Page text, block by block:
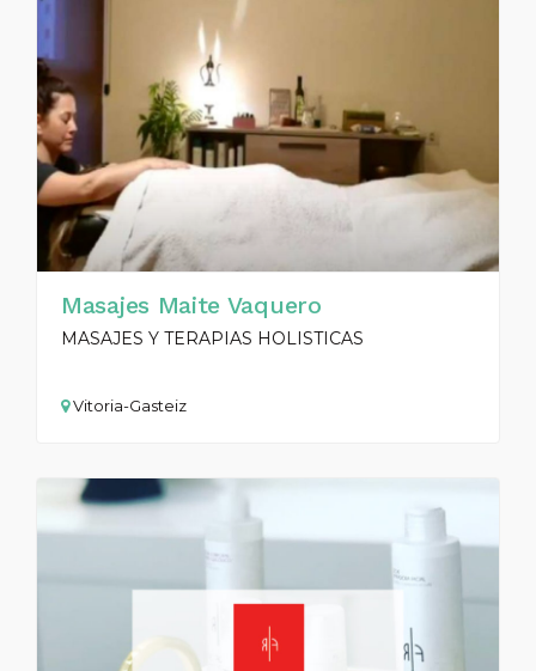
Masajes Maite Vaquero
MASAJES Y TERAPIAS HOLISTICAS
Vitoria-Gasteiz